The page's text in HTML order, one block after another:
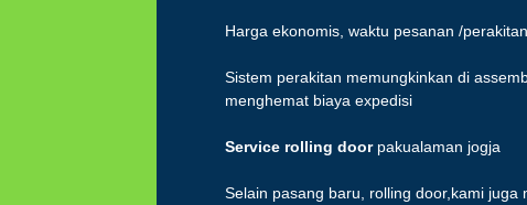
Harga ekonomis, waktu pesanan /
Sistem perakitan memungkinkan di
menghemat biaya expedisi
Service rolling door pakualaman jogja
Selain pasang baru, rolling door,kami